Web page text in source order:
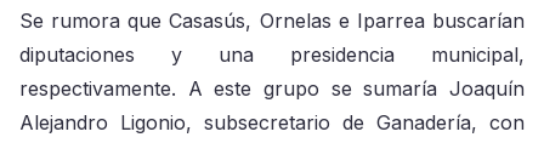
Se rumora que Casasús, Ornelas e Iparrea buscarían
diputaciones y una presidencia municipal,
respectivamente. A este grupo se sumaría Joaquín
Alejandro Ligonio, subsecretario de Ganadería, con